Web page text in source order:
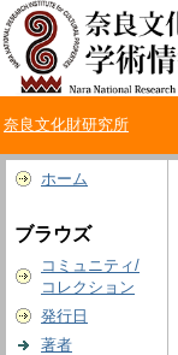
奈良文化財研究所
ホーム
ブラウズ
コミュニティ/
コレクション
発行日
著者